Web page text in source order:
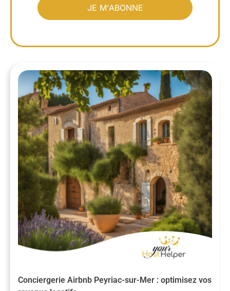
Conciergerie Airbnb Peyriac-sur-Mer : optimisez vos